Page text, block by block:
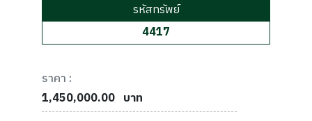
รหัสทรัพย์
4417
ราคา :
1,450,000.00 บาท